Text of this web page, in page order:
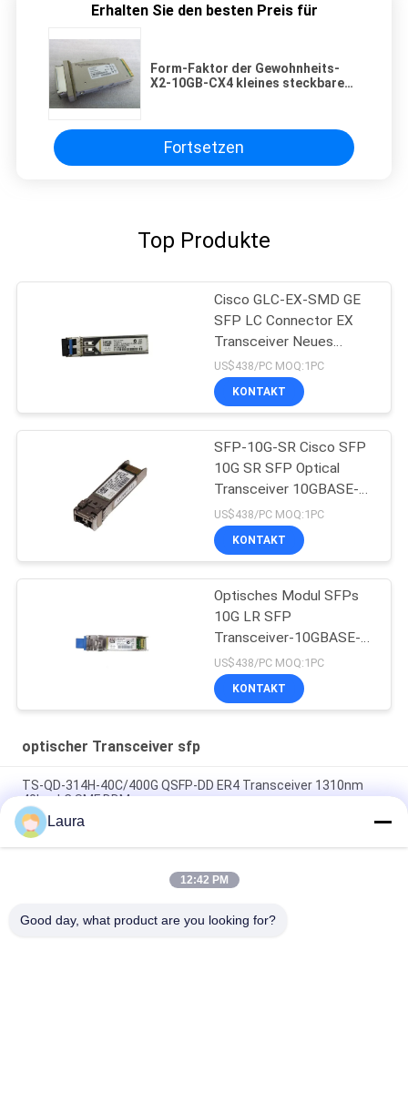
Erhalten Sie den besten Preis für
Form-Faktor der Gewohnheits-
X2-10GB-CX4 kleines steckbares
Fortsetzen
Top Produkte
Cisco GLC-EX-SMD GE
SFP LC Connector EX
Transceiver Neues
Original
US$438/PC MOQ:1PC
KONTAKT
SFP-10G-SR Cisco SFP
10G SR SFP Optical
Transceiver 10GBASE-
SR SFP-Modul
US$438/PC MOQ:1PC
KONTAKT
Optisches Modul SFPs
10G LR SFP
Transceiver-10GBASE-
LR SFP
US$438/PC MOQ:1PC
KONTAKT
optischer Transceiver sfp
TS-QD-314H-40C/400G QSFP-DD ER4 Transceiver 1310nm
40km LC SMF DDM
SFP-10G-LR-C, Huawei SFP+ optisches Modul, 10G, 1310 nm,
10 km, LC
SFP-10G-SR, Cisco SFP+ Transceiver, 10 Gbit/s/850 nm
Laura
12:42 PM
Good day, what product are you looking for?